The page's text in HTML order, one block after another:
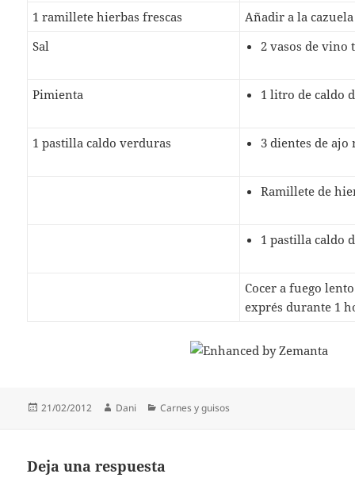
1 ramillete hierbas frescas
Añadir a la
Sal
2 vasos de vino
Pimienta 1 litro de caldo
1 pastilla caldo verduras 3 dientes de ajo
Ramillete de
1 pastilla caldo
Cocer a fuego
exprés durante 1
Publicado
21/02/2012 Autor
Dani Categorías
Carnes y guisos
Deja una respuesta